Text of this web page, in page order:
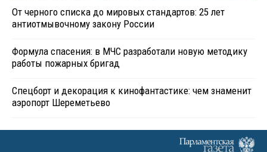
От черного списка до мировых стандартов: 25 лет
антиотмывочному закону России
Формула спасения: в МЧС разработали новую методику
работы пожарных бригад
Спецборт и декорация к кинофантастике: чем знаменит
аэропорт Шереметьево